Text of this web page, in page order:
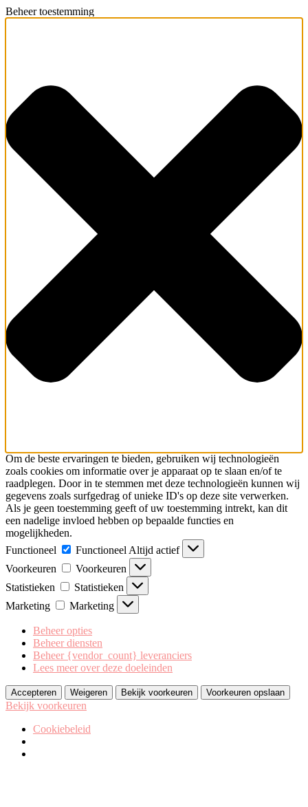
Beheer toestemming
Om de beste ervaringen te bieden, gebruiken wij technologieën
zoals cookies om informatie over je apparaat op te slaan en/of te
raadplegen. Door in te stemmen met deze technologieën kunnen wij
gegevens zoals surfgedrag of unieke ID's op deze site verwerken.
Als je geen toestemming geeft of uw toestemming intrekt, kan dit
een nadelige invloed hebben op bepaalde functies en
mogelijkheden.
Functioneel
Functioneel Altijd actief
Voorkeuren
Voorkeuren
Statistieken
Statistieken
Marketing
Marketing
Beheer opties
Beheer diensten
Beheer {vendor_count} leveranciers
Lees meer over deze doeleinden
Accepteren Weigeren Bekijk voorkeuren Voorkeuren opslaan
Bekijk voorkeuren
Cookiebeleid